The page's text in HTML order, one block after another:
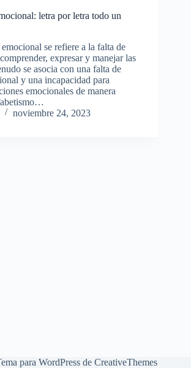
letra por letra todo un
se refiere a la falta de
expresar y manejar las
se asocia con una falta de
y una incapacidad para
emocionales de manera
noviembre 24, 2023
para WordPress de CreativeThemes